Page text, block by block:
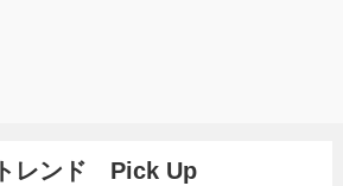
レンド Pick Up